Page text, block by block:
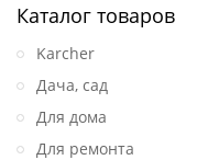
Каталог товаров
Karcher
Дача, сад
Для дома
Для ремонта